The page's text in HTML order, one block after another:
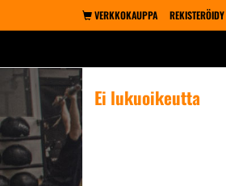
VERKKOKAUPPA REKISTERÖIDY
Ei lukuoikeutta